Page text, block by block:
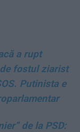
a rupt
fostul ziarist
Putinista e
de la PSD: